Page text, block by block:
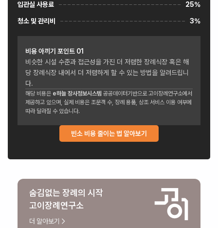
입관실 사용료 25%
청소 및 관리비 3%
비용 아끼기 포인트 01
비슷한 시설 수준과 접근성을 가진 더 저렴한 장례식장 혹은 해
당 장례식장 내에서 더 저렴하게 할 수 있는 방법을 알려드립니
다.
해당 비용은 e하늘 장사정보시스템 공공데이터기반으로 고이장례연구소에서
제공하고 있으며, 실제 비용은 조문객 수, 장례 용품, 상조 서비스 이용 여부에
따라 달라질 수 있습니다.
빈소 비용 줄이는 법 알아보기
숨김없는 장례의 시작
고이장례연구소
더 알아보기